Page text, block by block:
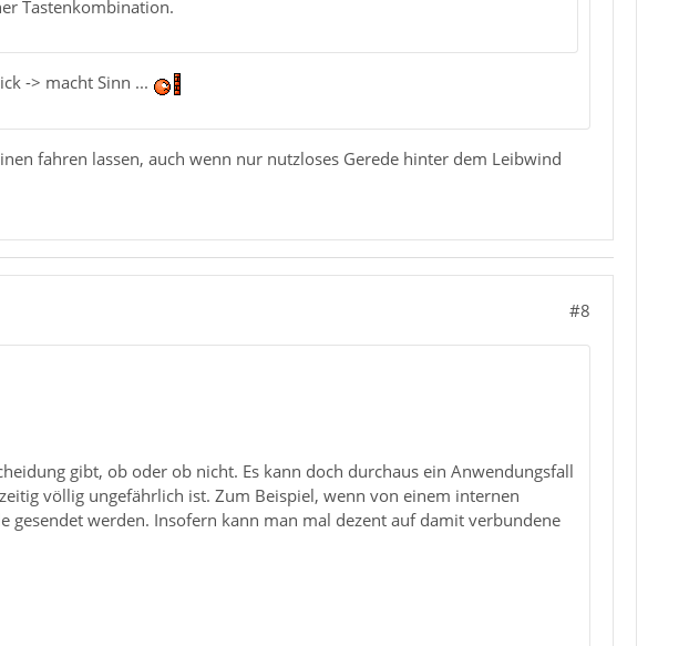
Tastenkombination.
-> macht Sinn ...
fahren lassen, auch wenn nur nutzloses Gerede hinter dem Leibwind
#8
gibt, ob oder ob nicht. Es kann doch durchaus ein Anwendungsfall
völlig ungefährlich ist. Zum Beispiel, wenn von einem internen
gesendet werden. Insofern kann man mal dezent auf damit verbundene